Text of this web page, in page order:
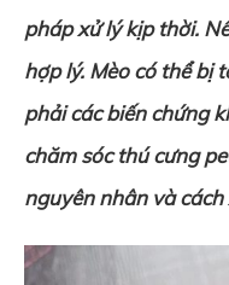
pháp xử lý kịp thời.
hợp lý. Mèo có thể bị
phải các biến chứng
chăm sóc thú cưng
nguyên nhân và